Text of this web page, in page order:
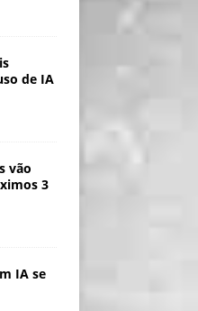
de IA
vão
3
IA se